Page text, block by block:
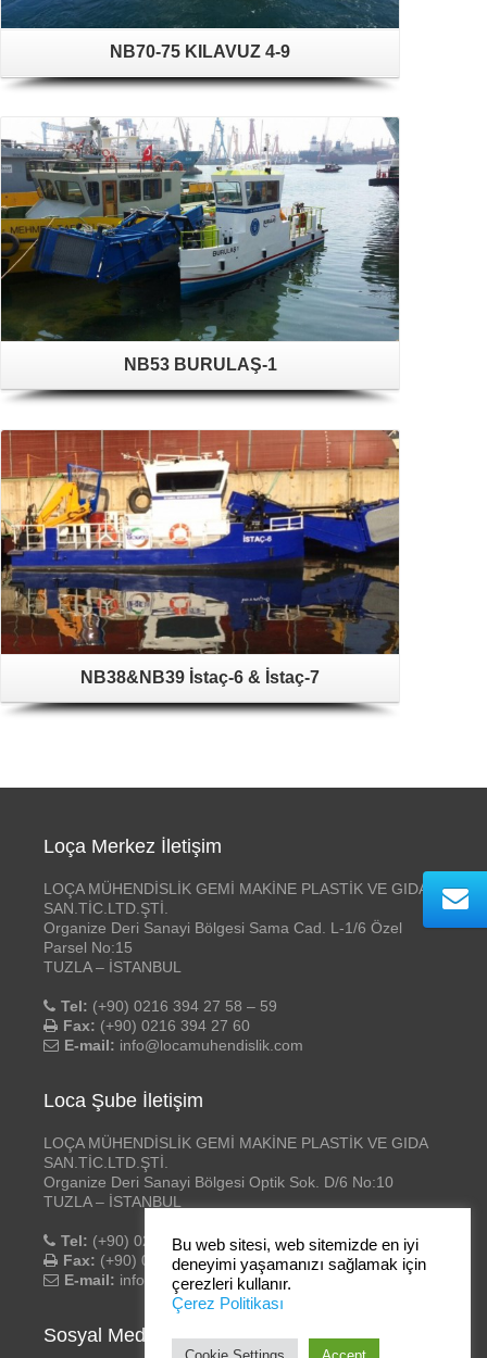
NB70-75 KILAVUZ 4-9
NB53 BURULAŞ-1
NB38&NB39 İstaç-6 & İstaç-7
Loça Merkez İletişim
LOÇA MÜHENDİSLİK GEMİ MAKİNE PLASTİK VE GIDA
SAN.TİC.LTD.ŞTİ.
Organize Deri Sanayi Bölgesi Sama Cad. L-1/6 Özel
Parsel No:15
TUZLA – İSTANBUL
Tel: (+90) 0216 394 27 58 – 59
Fax: (+90) 0216 394 27 60
E-mail: info@locamuhendislik.com
Loca Şube İletişim
LOÇA MÜHENDİSLİK GEMİ MAKİNE PLASTİK VE GIDA
SAN.TİC.LTD.ŞTİ.
Organize Deri Sanayi Bölgesi Optik Sok. D/6 No:10
TUZLA – İSTANBUL
Tel: (+90) 0216 394 27 58 – 59
Fax: (+90) 0216 394 27 60
E-mail: info@locamuhendislik.com
Sosyal Medya
Bu web sitesi, web sitemizde en iyi
deneyimi yaşamanızı sağlamak için
çerezleri kullanır.
Çerez Politikası